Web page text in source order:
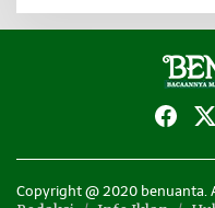
Copyright @ 2020 benuanta.